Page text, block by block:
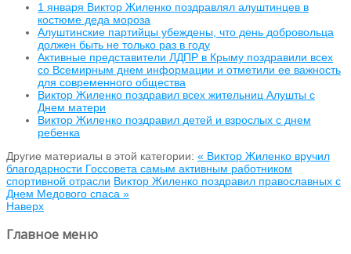
1 января Виктор Жиленко поздравлял алуштинцев в
костюме деда мороза
Алуштинские партийцы убеждены, что день добровольца
должен быть не только раз в году
Активные представители ЛДПР в Крыму поздравили всех
со Всемирным днем информации и отметили ее важность
для современного общества
Виктор Жиленко поздравил всех жительниц Алушты с
Днем матери
Виктор Жиленко поздравил детей и взрослых с днем
ребенка
Другие материалы в этой категории: « Виктор Жиленко вручил
благодарности Госсовета самым активным работником
спортивной отрасли Виктор Жиленко поздравил православных с
Днем Медового спаса »
Наверх
Главное меню